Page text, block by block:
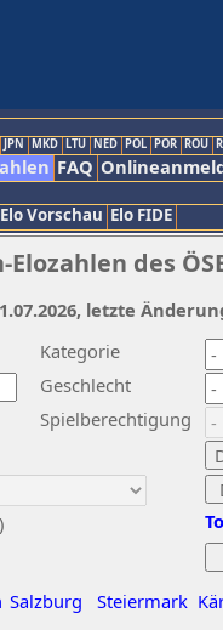
JPN MKD LTU NED POL POR ROU
FAQ
Elo Vorschau Elo FIDE
des
Kategorie
Geschlecht
Spielberechtigung
Salzburg Steiermark
letzte